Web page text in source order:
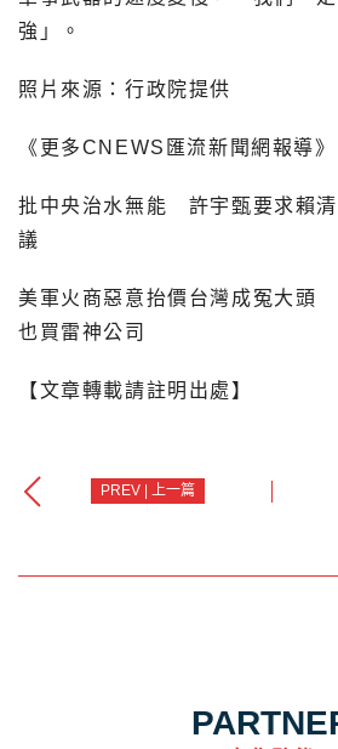
強」。
照片來源：行政院提供
《更多CNEWS匯流新聞網報導》
批中央治水無能 許宇甄要求賴
議
美軍火商惡意抬價台灣成冤大頭
也買雷神公司
【文章轉載請註明出處】
PREV | 上一篇